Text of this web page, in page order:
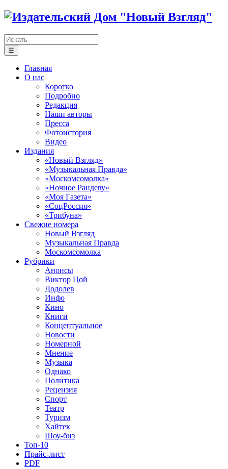
☰
Главная
О нас
Коротко
Подробно
Редакция
Наши авторы
Пресса
Фотоистория
Видео
Издания
«Новый Взгляд»
«Музыкальная Правда»
«Москомсомолка»
«Ночное Рандеву»
«Моя Газета»
«СоцРоссия»
«Трибуна»
Свежие номера
Новый Взгляд
Музыкальная Правда
Москомсомолка
Рубрики
Анонсы
Виктор Цой
Додолев
Инфо
Кино
Книги
Концептуальное
Новости
Номерной
Мнение
Музыка
Однако
Политика
Рецензия
Спорт
Театр
Туризм
Хайтек
Шоу-биз
Топ-10
Прайс-лист
PDF